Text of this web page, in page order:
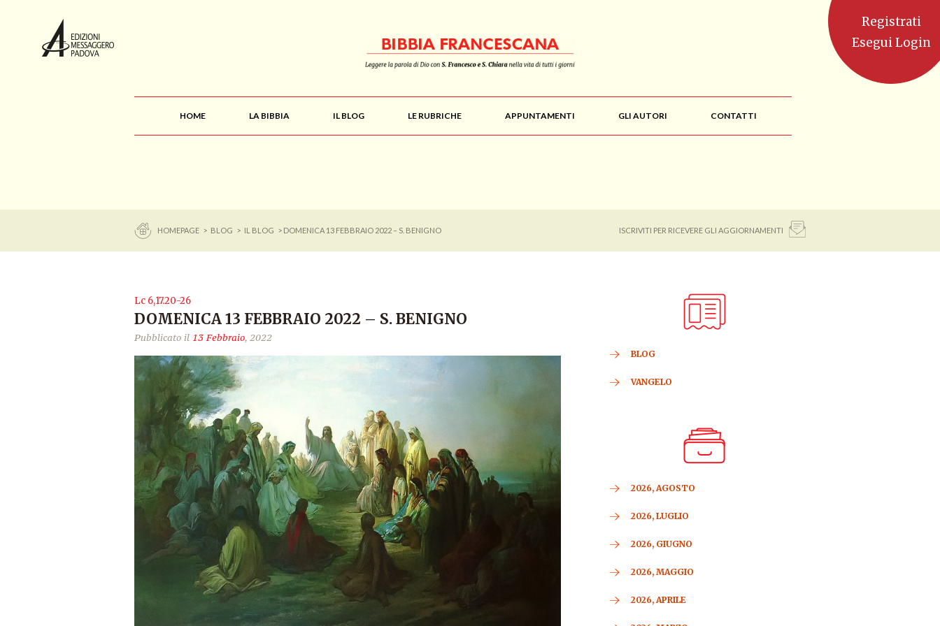
HOME LA BIBBIA IL BLOG LE RUBRICHE APPUNTAMENTI GLI AUTORI CONTATTI
HOMEPAGE > BLOG > IL BLOG > DOMENICA 13 FEBBRAIO 2022 – S. BENIGNO ISCRIVITI PER RICEVERE GLI AGGIORNAMENTI
Lc 6,17.20-26
DOMENICA 13 FEBBRAIO 2022 – S. BENIGNO
Pubblicato il 13 Febbraio, 2022
BLOG
VANGELO
2026, AGOSTO
2026, LUGLIO
2026, GIUGNO
2026, MAGGIO
2026, APRILE
Registrati
Esegui Login